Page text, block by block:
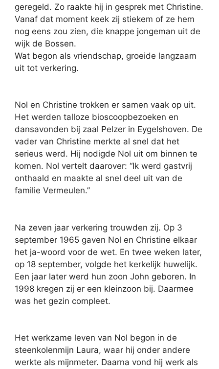
geregeld. Zo raakte hij in gesprek met Christine.
Vanaf dat moment keek zij stiekem of ze hem
nog eens zou zien, die knappe jongeman uit de
wijk de Bossen.
Wat begon als vriendschap, groeide langzaam
uit tot verkering.
Nol en Christine trokken er samen vaak op uit.
Het werden talloze bioscoopbezoeken en
dansavonden bij zaal Pelzer in Eygelshoven. De
vader van Christine merkte al snel dat het
serieus werd. Hij nodigde Nol uit om binnen te
komen. Nol vertelt daarover: “Ik werd gastvrij
onthaald en maakte al snel deel uit van de
familie Vermeulen.”
Na zeven jaar verkering trouwden zij. Op 3
september 1965 gaven Nol en Christine elkaar
het ja-woord voor de wet. En twee weken later,
op 18 september, volgde het kerkelijk huwelijk.
Een jaar later werd hun zoon John geboren. In
1998 kregen zij er een kleinzoon bij. Daarmee
was het gezin compleet.
Het werkzame leven van Nol begon in de
steenkolenmijn Laura, waar hij onder andere
werkte als mijnmeter. Daarna vond hij werk als